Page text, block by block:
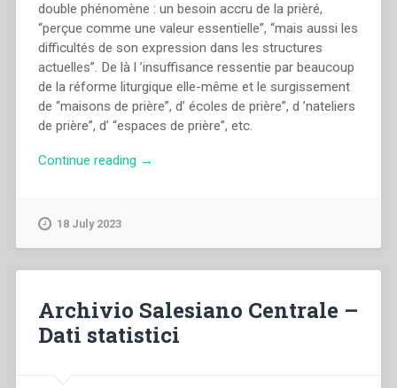
double phénomène : un besoin accru de la prièré,
“perçue comme une valeur essentielle”, “mais aussi les
difficultés de son expression dans les structures
actuelles”. De là l ’insuffisance ressentie par beaucoup
de la réforme liturgique elle-même et le surgissement
de “maisons de prière”, d’ écoles de prière”, d ’nateliers
de prière”, d’ “espaces de prière”, etc.
Continue reading “Joseph
salésienne”
→
18 July 2023
Archivio Salesiano Centrale –
Dati statistici